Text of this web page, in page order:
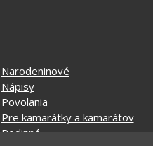
Pre kamarátky a kamarátov
Rodinné
Sex
Športy